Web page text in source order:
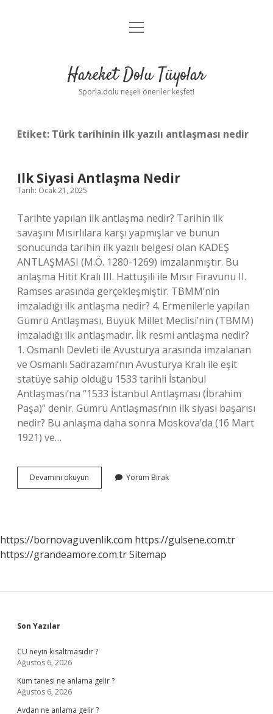
Anasayfa
Yasal Uyarı
menüyü
Hareket Dolu Tüyolar
Sporla dolu neşeli öneriler keşfet!
Etiket: Türk tarihinin ilk yazılı antlaşması nedir
Ilk Siyasi Antlaşma Nedir
Tarih: Ocak 21, 2025
Tarihte yapılan ilk antlaşma nedir? Tarihin ilk
savaşını Mısırlılara karşı yapmışlar ve bunun
sonucunda tarihin ilk yazılı belgesi olan KADEŞ
ANTLAŞMASI (M.Ö. 1280-1269) imzalanmıştır. Bu
anlaşma Hitit Kralı III. Hattuşili ile Mısır Firavunu II.
Ramses arasında gerçekleşmiştir. TBMM’nin
imzaladığı ilk antlaşma nedir? 4. Ermenilerle yapılan
Gümrü Antlaşması, Büyük Millet Meclisi’nin (TBMM)
imzaladığı ilk antlaşmadır. İlk resmi antlaşma nedir?
1. Osmanlı Devleti ile Avusturya arasında imzalanan
ve Osmanlı Sadrazamı’nın Avusturya Kralı ile eşit
statüye sahip olduğu 1533 tarihli İstanbul
Antlaşması’na “1533 İstanbul Antlaşması (İbrahim
Paşa)” denir. Gümrü Antlaşması’nın ilk siyasi başarısı
nedir? Bu anlaşma daha sonra Moskova’da (16 Mart
1921) ve…
Devamını okuyun
Siyasi
Yorum Bırak
https://bornovaguvenlik.com https://gulsene.com.tr
https://grandeamore.com.trSitemap
Sidebar
Son Yazılar
CU neyin kısaltmasıdır ?
Ağustos 6, 2026
Kum tanesi ne anlama gelir ?
Ağustos 6, 2026
Avdan ne anlama gelir ?